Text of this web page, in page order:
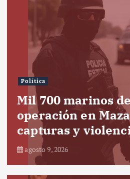
Política
Mil 700 marinos
operación en
capturas y
agosto 9, 2026